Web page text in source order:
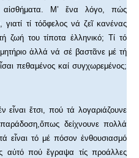
αἰσθήματα. Μ’ ἕνα λόγο, πώς
τί τόὄφελος νά ζεῖ κανένας
ζωή του τίποτα ἑλληνικό; Τί τό
ἀλλά νά σέ βαστᾶνε μέ τή
πεθαμένος καί συγχωρεμένος;
ἔτσι, πού τά λογαριάζουνε
δείχνουνε πολλά
εἶναι τό μέ πόσον ἐνθουσιασμό
αὐτό πού ἔγραψα τίς προάλλες